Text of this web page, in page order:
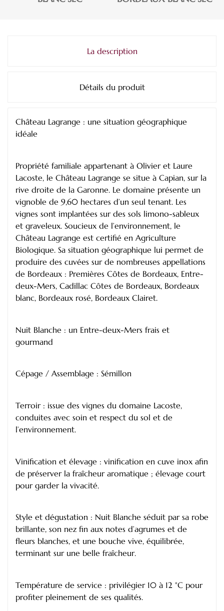
La description
Détails du produit
Château Lagrange : une situation géographique
idéale
Propriété familiale appartenant à Olivier et Laure
Lacoste, le Château Lagrange se situe à Capian, sur la
rive droite de la Garonne. Le domaine présente un
vignoble de 9,60 hectares d’un seul tenant. Les
vignes sont implantées sur des sols limono-sableux
et graveleux. Soucieux de l’environnement, le
Château Lagrange est certifié en Agriculture
Biologique. Sa situation géographique lui permet de
produire des cuvées sur de nombreuses appellations
de Bordeaux : Premières Côtes de Bordeaux, Entre-
deux-Mers, Cadillac Côtes de Bordeaux, Bordeaux
blanc, Bordeaux rosé, Bordeaux Clairet.
Nuit Blanche : un Entre-deux-Mers frais et
gourmand
Cépage / Assemblage : Sémillon
Terroir : issue des vignes du domaine Lacoste,
conduites avec soin et respect du sol et de
l’environnement.
Vinification et élevage : vinification en cuve inox afin
de préserver la fraîcheur aromatique ; élevage court
pour garder la vivacité.
Style et dégustation : Nuit Blanche séduit par sa robe
brillante, son nez fin aux notes d’agrumes et de
fleurs blanches, et une bouche vive, équilibrée,
terminant sur une belle fraîcheur.
Température de service : privilégier 10 à 12 °C pour
profiter pleinement de ses qualités.